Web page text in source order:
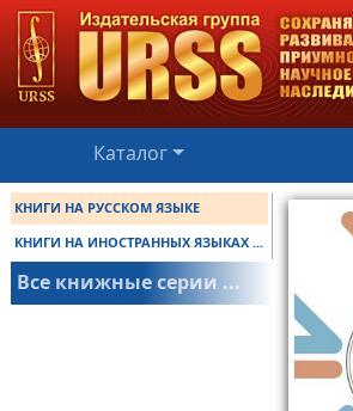
Каталог
КНИГИ НА РУССКОМ ЯЗЫКЕ
КНИГИ НА ИНОСТРАННЫХ ЯЗЫКАХ ...
Все книжные серии ...